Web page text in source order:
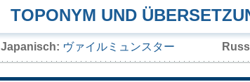
TOPONYM UND
Japanisch: ヴァイルミュンスター